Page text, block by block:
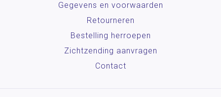
Gegevens en voorwaarden
Retourneren
Bestelling herroepen
Zichtzending aanvragen
Contact